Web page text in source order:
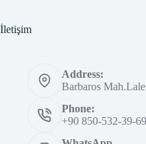
İletişim
Address:
Barbaros
Phone:
+90 850-532-39-69